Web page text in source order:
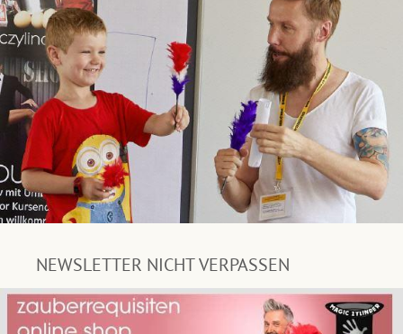
NEWSLETTER NICHT VERPASSEN